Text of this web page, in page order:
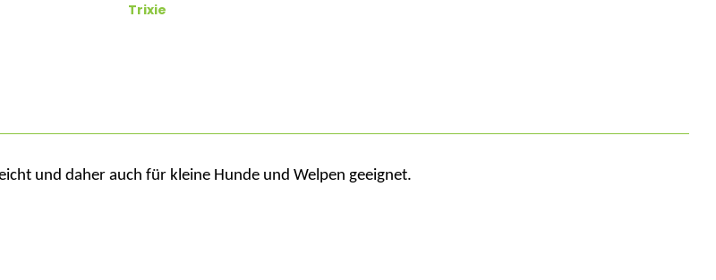
Trixie
und daher auch für kleine Hunde und Welpen geeignet.